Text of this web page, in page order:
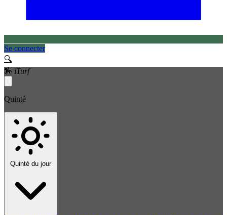
Se connecter
🔍
🏇 iTurf
Quinté
Quinté du jour